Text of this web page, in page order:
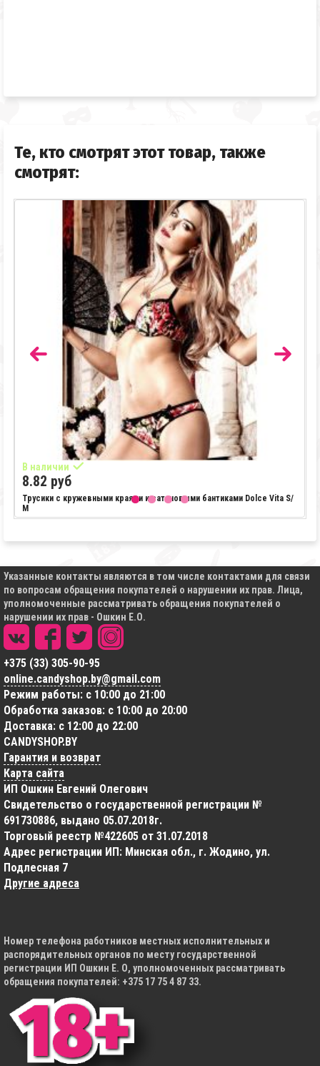
Те, кто смотрят этот товар, также
смотрят:
В наличии
8.82 руб
Трусики с кружевными краями и сатиновыми бантиками Dolce Vita S/
M
Указанные контакты являются в том числе контактами для связи
по вопросам обращения покупателей о нарушении их прав. Лица,
уполномоченные рассматривать обращения покупателей о
нарушении их прав - Ошкин Е.О.
+375 (33) 305-90-95
online.candyshop.by@gmail.com
Режим работы: с 10:00 до 21:00
Обработка заказов: с 10:00 до 20:00
Доставка: с 12:00 до 22:00
CANDYSHOP.BY
Гарантия и возврат
Карта сайта
ИП Ошкин Евгений Олегович
Свидетельство о государственной регистрации №
691730886, выдано 05.07.2018г.
Торговый реестр №422605 от 31.07.2018
Адрес регистрации ИП: Минская обл., г. Жодино, ул.
Подлесная 7
Другие адреса
Номер телефона работников местных исполнительных и
распорядительных органов по месту государственной
регистрации ИП Ошкин Е. О, уполномоченных рассматривать
обращения покупателей: +375 17 75 4 87 33.